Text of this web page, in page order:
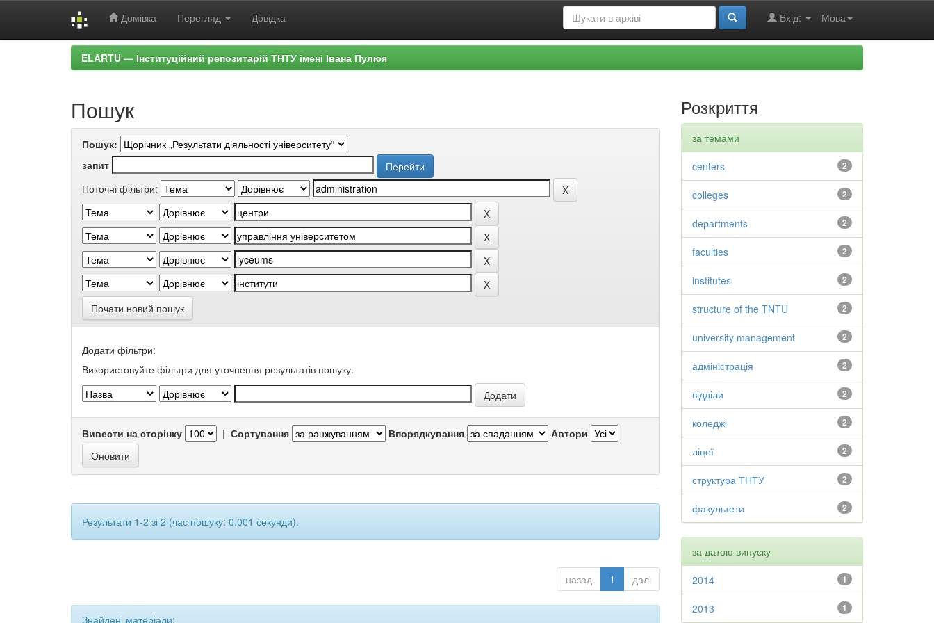
Домівка Перегляд Довідка Мова
Вхід:
ELARTU — Інституційний репозитарій ТНТУ імені Івана Пулюя
Пошук
Пошук:
запит
Поточні фільтри:
Почати новий пошук
Додати фільтри:
Використовуйте фільтри для уточнення результатів пошуку.
Вивести на сторінку | Сортування Впорядкування Автори
Результати 1-2 зі 2 (час пошуку: 0.001 секунди).
назад 1 далі
Знайдені матеріали:
Розкриття
за темами
2
centers
2
colleges
2
departments
2
faculties
2
institutes
2
structure of the TNTU
2
university management
2
адміністрація
2
відділи
2
коледжі
2
ліцеї
2
структура ТНТУ
2
факультети
за датою випуску
1
2014
1
2013